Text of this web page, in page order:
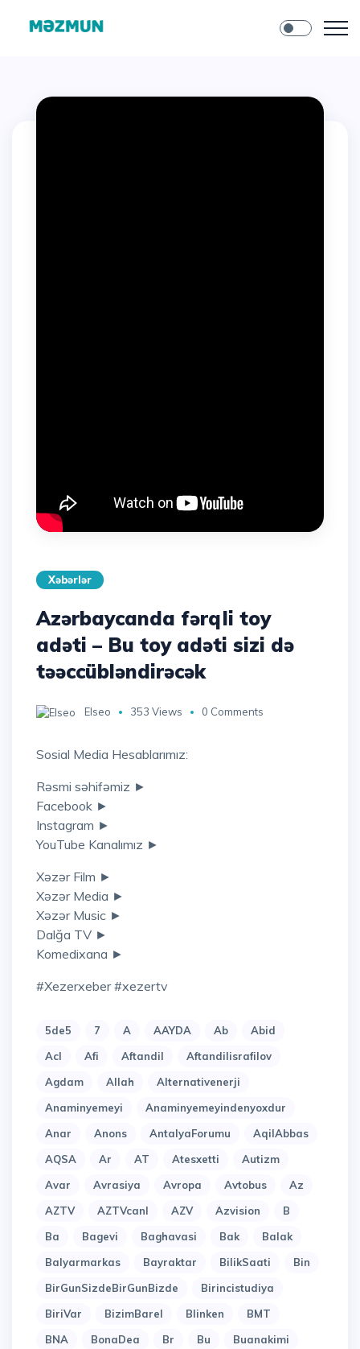
Xəbərlər
Azərbaycanda fərqli toy
adəti – Bu toy adəti sizi də
təəccübləndirəcək
Elseo 353 Views 0 Comments
Sosial Media Hesablarımız:
Rəsmi səhifəmiz ►
Facebook ►
Instagram ►
YouTube Kanalımız ►
Xəzər Film ►
Xəzər Media ►
Xəzər Music ►
Dalğa TV ►
Komedixana ►
#xezerxeber #xezertv
5de5 7 A AAYDA Ab
Abid
Acl
Afi Aftandil
Aftandilisrafilov
Agdam
Allah
Alternativenerji
Anaminyemeyi
Anaminyemeyindenyoxdur
Anar
Anons AntalyaForumu
AqilAbbas
AQSA
Ar AT Atesxetti
Autizm
Avar
Avrasiya Avropa Avtobus
Az
AZTV
AZTVcanl AZV Azvision
B
Ba
Bagevi Baghavasi Bak
Balak
Balyarmarkas
Bayraktar BilikSaati
Bin
BirGunSizdeBirGunBizde
Birincistudiya
BiriVar
BizimBarel Blinken
BMT
BNA
BonaDea Br Bu
Buanakimi